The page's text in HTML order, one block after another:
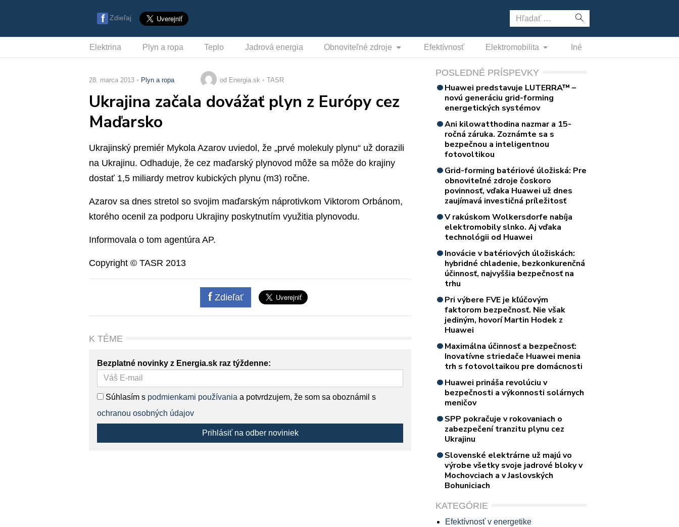
Zdieľaj Hľadať:
Elektrina Plyn a ropa Teplo Jadrová energia Obnoviteľné zdroje Efektívnosť Elektromobilita Iné
28. marca 2013 Plyn a ropa od Energia.sk TASR
Ukrajina začala dovážať plyn z Európy cez
Maďarsko
Ukrajinský premiér Mykola Azarov uviedol, že „prvé molekuly plynu“ už dorazili
na Ukrajinu. Odhaduje, že cez maďarský plynovod môže sa môže do krajiny
dostať 1,5 miliardy metrov kubických plynu (m3) ročne.
Azarov sa dnes stretol so svojim maďarským náprotivkom Viktorom Orbánom,
ktorého ocenil za podporu Ukrajiny poskytnutím využitia plynovodu.
Informovala o tom agentúra AP.
Copyright © TASR 2013
Zdieľať
K TÉME
Bezplatné novinky z Energia.sk raz týždenne:
Súhlasím s podmienkami používania a potvrdzujem, že som sa oboznámil s
ochranou osobných údajov
Prihlásiť na odber noviniek
POSLEDNÉ PRÍSPEVKY
Huawei predstavuje LUTERRA™ –
novú generáciu grid-forming
energetických systémov
Ani kilowatthodina nazmar a 15-
ročná záruka. Zoznámte sa s
bezpečnou a inteligentnou
fotovoltikou
Grid-forming batériové úložiská: Pre
obnoviteľné zdroje čoskoro
povinnosť, vďaka Huawei už dnes
zaujímavá investičná príležitosť
V rakúskom Wolkersdorfe nabíja
elektromobily slnko. Aj vďaka
technológii od Huawei
Inovácie v batériových úložiskách:
hybridné chladenie, bezkonkurenčná
účinnosť, najvyššia bezpečnosť na
trhu
Pri výbere FVE je kľúčovým
faktorom bezpečnosť. Nie však
jediným, hovorí Martin Hodek z
Huawei
Maximálna účinnosť a bezpečnosť:
Inovatívne striedače Huawei menia
trh s fotovoltaikou pre domácnosti
Huawei prináša revolúciu v
bezpečnosti a výkonnosti solárnych
meničov
SPP pokračuje v rokovaniach o
zabezpečení tranzitu plynu cez
Ukrajinu
Slovenské elektrárne už majú vo
výrobe všetky svoje jadrové bloky v
Mochovciach a v Jaslovských
Bohuniciach
KATEGÓRIE
Efektívnosť v energetike